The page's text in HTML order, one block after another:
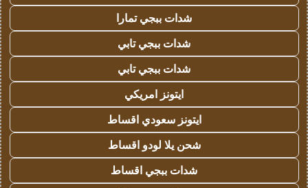
شدات ببجي تمارا
شدات ببجي تابي
شدات ببجي تابي
ايتونز امريكي
ايتونز سعودي اقساط
شحن يلا لودو اقساط
شدات ببجي اقساط